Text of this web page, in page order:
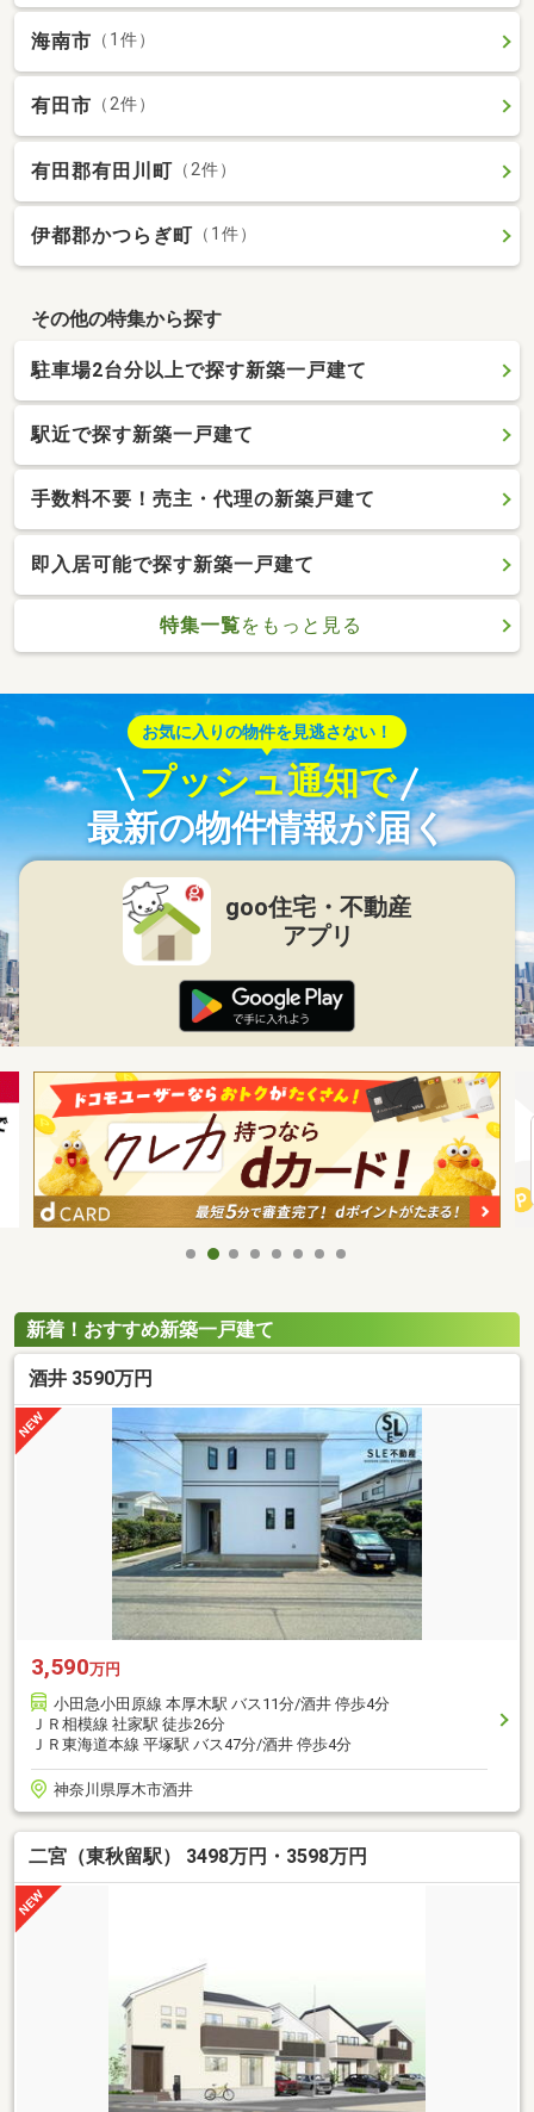
海南市 （1件）
有田市 （2件）
有田郡有田川町 （2件）
伊都郡かつらぎ町 （1件）
その他の特集から探す
駐車場2台分以上で探す新築一戸建て
駅近で探す新築一戸建て
手数料不要！売主・代理の新築戸建て
即入居可能で探す新築一戸建て
特集一覧をもっと見る
お気に入りの物件を見逃さない！
プッシュ通知で
最新の物件情報が届く
goo住宅・不動産
アプリ
新着！おすすめ新築一戸建て
酒井 3590万円
3,590万円
小田急小田原線 本厚木駅 バス11分/酒井 停歩4分
ＪＲ相模線 社家駅 徒歩26分
ＪＲ東海道本線 平塚駅 バス47分/酒井 停歩4分
神奈川県厚木市酒井
二宮（東秋留駅） 3498万円・3598万円